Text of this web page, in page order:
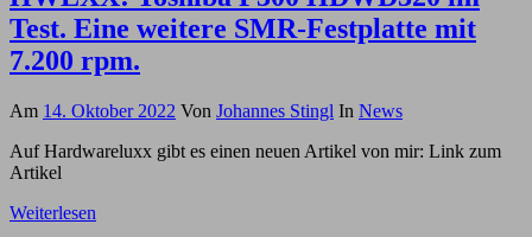
Test. Eine weitere SMR-Festplatte mit
7.200 rpm.
Am 14. Oktober 2022 Von Johannes Stingl In News
Auf Hardwareluxx gibt es einen neuen Artikel von mir: Link zum
Artikel
Weiterlesen